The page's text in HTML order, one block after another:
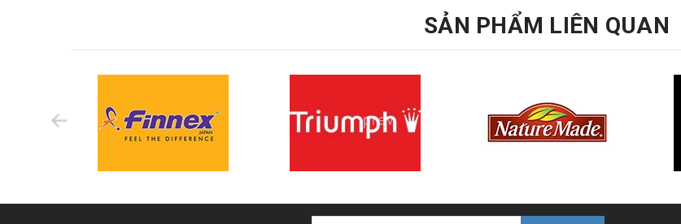
SẢN PHẨM LIÊN QUAN
prev